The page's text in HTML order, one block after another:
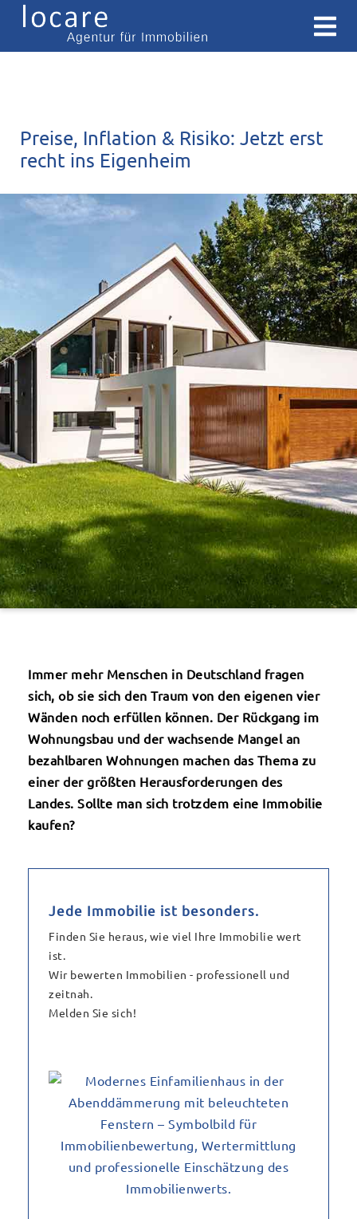
Preise, Inflation & Risiko: Jetzt erst
recht ins Eigenheim
Immer mehr Menschen in Deutschland fragen
sich, ob sie sich den Traum von den eigenen vier
Wänden noch erfüllen können. Der Rückgang im
Wohnungsbau und der wachsende Mangel an
bezahlbaren Wohnungen machen das Thema zu
einer der größten Herausforderungen des
Landes. Sollte man sich trotzdem eine Immobilie
kaufen?
Jede Immobilie ist besonders.
Finden Sie heraus, wie viel Ihre Immobilie wert
ist.
Wir bewerten Immobilien - professionell und
zeitnah.
Melden Sie sich!